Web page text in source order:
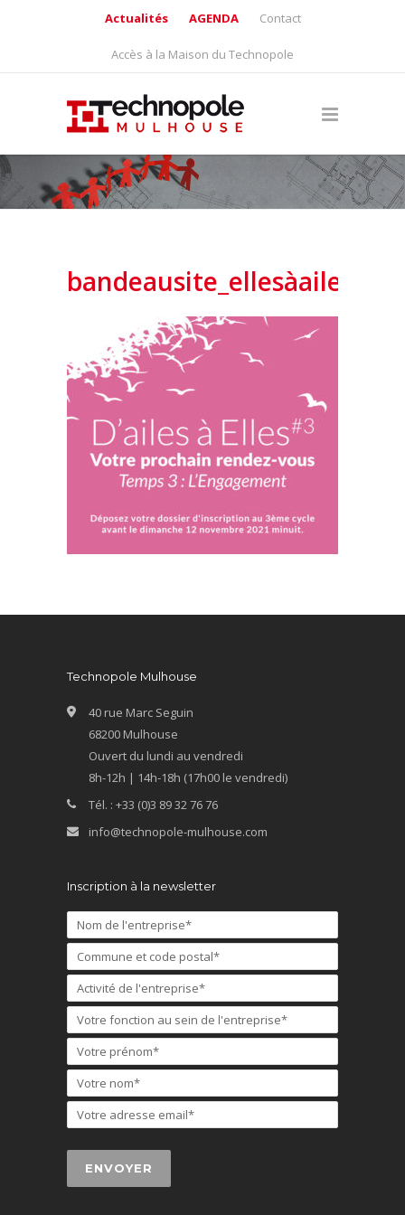
Actualités AGENDA Contact
Accès à la Maison du Technopole
Technopole Mulhouse
40 rue Marc Seguin
68200 Mulhouse
Ouvert du lundi au vendredi
8h-12h | 14h-18h (17h00 le vendredi)
Tél. : +33 (0)3 89 32 76 76
info@technopole-mulhouse.com
Inscription à la newsletter